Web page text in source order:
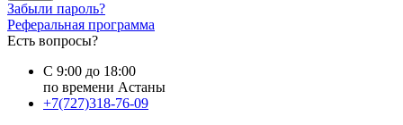
Забыли пароль?
Реферальная программа
Есть вопросы?
С 9:00 до 18:00
по времени Астаны
+7(727)318-76-09